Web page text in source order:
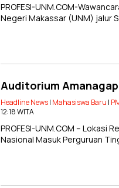
PROFESI-UNM.COM-
Negeri Makassar (UNM) jalur
Auditorium
Headline News| Mahasiswa Baru |
12:18 WITA
PROFESI-UNM.COM – Lokasi
Nasional Masuk Perguruan